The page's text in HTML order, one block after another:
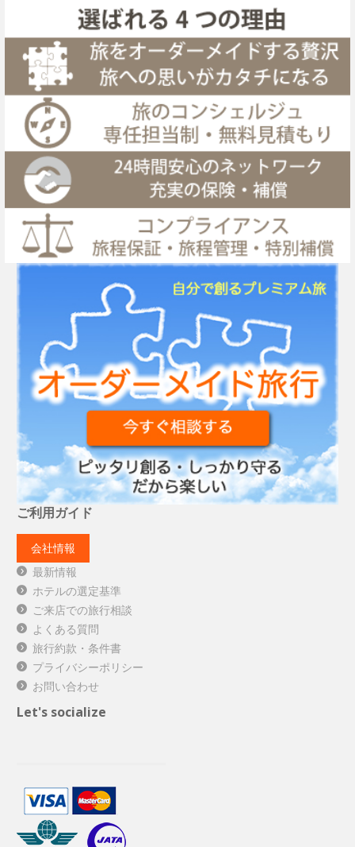
ご利用ガイド
会社情報
最新情報
ホテルの選定基準
ご来店での旅行相談
よくある質問
旅行約款・条件書
プライバシーポリシー
お問い合わせ
Let's socialize